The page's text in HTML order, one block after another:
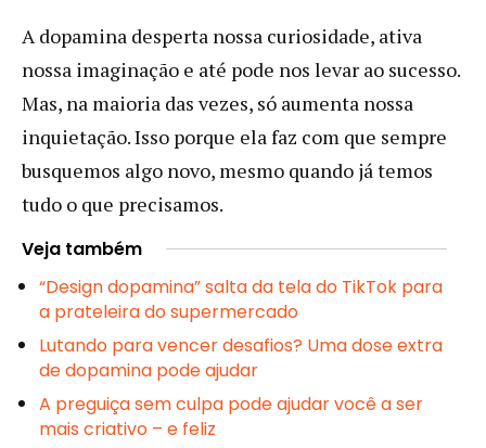
A dopamina desperta nossa curiosidade, ativa
nossa imaginação e até pode nos levar ao sucesso.
Mas, na maioria das vezes, só aumenta nossa
inquietação. Isso porque ela faz com que sempre
busquemos algo novo, mesmo quando já temos
tudo o que precisamos.
Veja também
“Design dopamina” salta da tela do TikTok para
a prateleira do supermercado
Lutando para vencer desafios? Uma dose extra
de dopamina pode ajudar
A preguiça sem culpa pode ajudar você a ser
mais criativo – e feliz